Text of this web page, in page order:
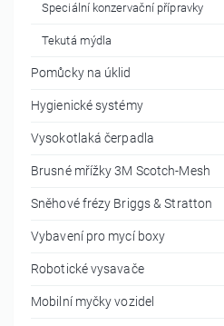
Speciální konzervační přípravky
Tekutá mýdla
Pomůcky na úklid
Hygienické systémy
Vysokotlaká čerpadla
Brusné mřížky 3M Scotch-Mesh
Sněhové frézy Briggs & Stratton
Vybavení pro mycí boxy
Robotické vysavače
Mobilní myčky vozidel